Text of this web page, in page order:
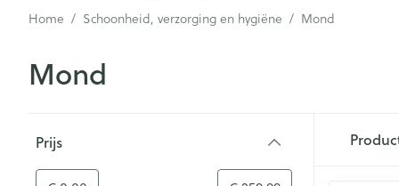
Home / Schoonheid, verzorging en hygiëne / Mond
Mond
Prijs